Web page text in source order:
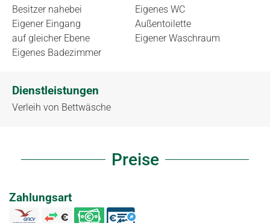
Besitzer nahebei
Eigener Eingang
auf gleicher Ebene
Eigenes Badezimmer
Eigenes WC
Außentoilette
Eigener Waschraum
Dienstleistungen
Verleih von Bettwäsche
Preise
Zahlungsart